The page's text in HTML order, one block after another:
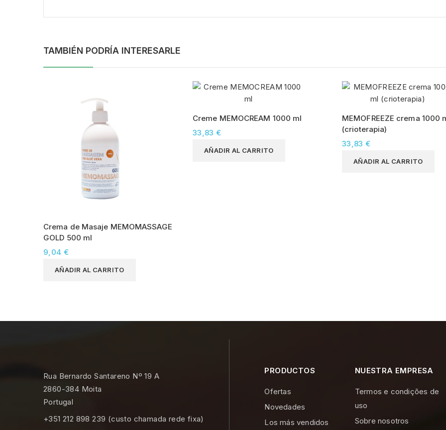
TAMBIÉN PODRÍA INTERESARLE
Crema de Masaje MEMOMASSAGE
GOLD 500 ml
9,04 €
AÑADIR AL CARRITO
Creme MEMOCREAM 1000 ml
33,83 €
AÑADIR AL CARRITO
MEMOFREEZE crema 1000
(crioterapia)
33,83 €
AÑADIR AL CARRITO
Rua Bernardo Santareno Nº 19 A
2860-384 Moita
Portugal
+351 212 898 239 (custo chamada rede fixa)
PRODUCTOS
Ofertas
Novedades
Los más vendidos
NUESTRA EMPRESA
Termos e condições de
uso
Sobre nosotros